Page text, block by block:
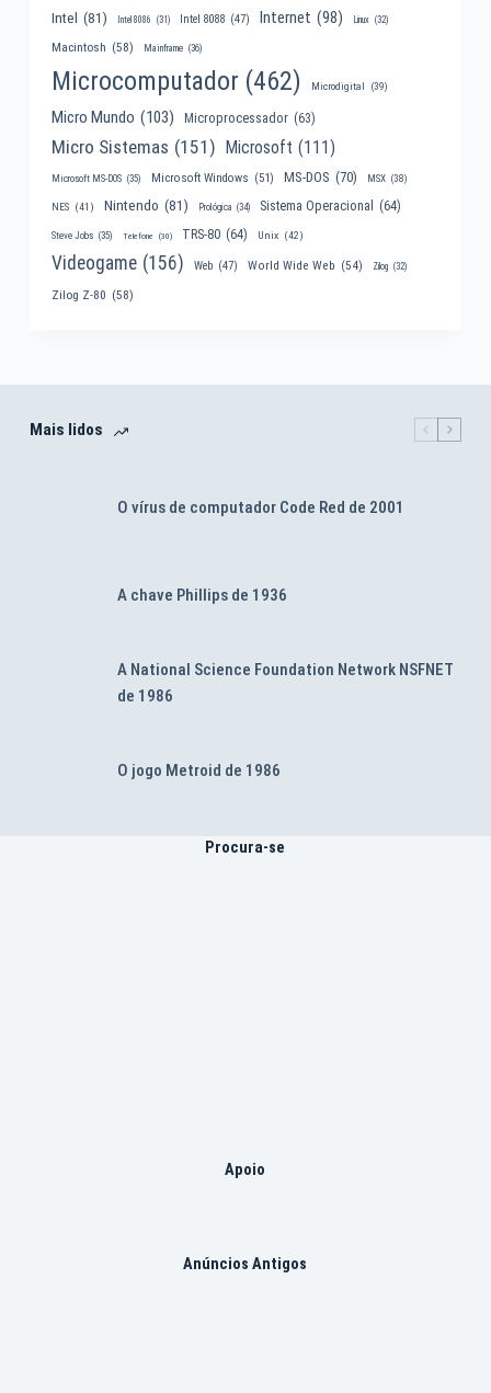
Intel (81) Intel 8086 (31) Intel 8088 (47) Internet (98) Linux (32)
Macintosh (58) Mainframe (36)
Microcomputador (462) Microdigital (39)
Micro Mundo (103) Microprocessador (63)
Micro Sistemas (151) Microsoft (111)
Microsoft MS-DOS (35) Microsoft Windows (51) MS-DOS (70) MSX (38)
NES (41) Nintendo (81) Prológica (34) Sistema Operacional (64)
Steve Jobs (35) Telefone (30) TRS-80 (64) Unix (42)
Videogame (156) Web (47) World Wide Web (54) Zilog (32)
Zilog Z-80 (58)
Mais lidos
O vírus de computador Code Red de 2001
A chave Phillips de 1936
A National Science Foundation Network NSFNET
de 1986
O jogo Metroid de 1986
Procura-se
Apoio
Anúncios Antigos